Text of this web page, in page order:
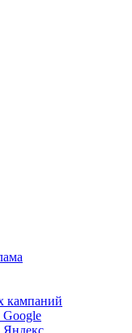
кампаний
Яндекс